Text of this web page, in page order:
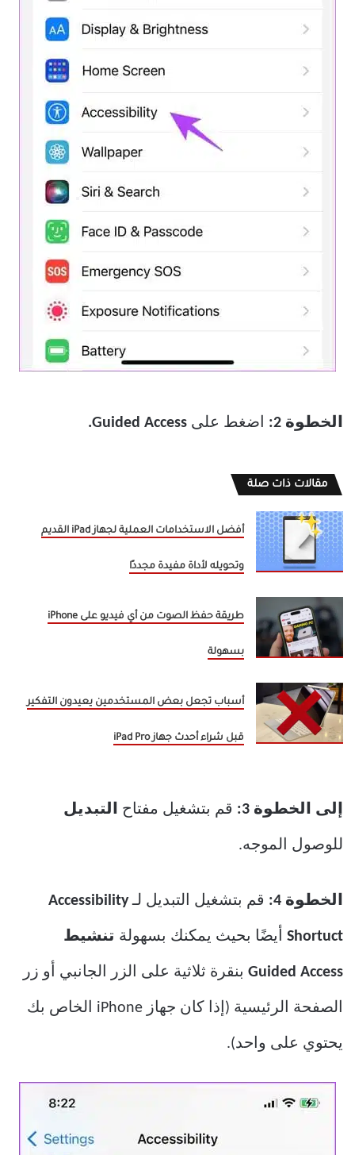
الخطوة 2: اضغط على
مقالات ذات صلة
أفضل الاستخدامات العملية لجهاز iPad القديم
وتحويله لأداة مفيدة مجددًا
طريقة حفظ الصوت من أي فيديو على iPhone
بسهولة
أسباب تجعل بعض المستخدمين يعيدون التفكير
قبل شراء أحدث جهاز iPad Pro
إلى الخطوة 3: قم بتشغيل مفتاح التبديل
للوصول الموجه.
الخطوة 4: قم بتشغيل التبديل لـ Accessibility
Shortuct أيضًا بحيث يمكنك بسهولة تنشيط
Guided Access بنقرة ثلاثية على الزر الجانبي أو زر
الصفحة الرئيسية (إذا كان جهاز iPhone الخاص بك
يحتوي على واحد).